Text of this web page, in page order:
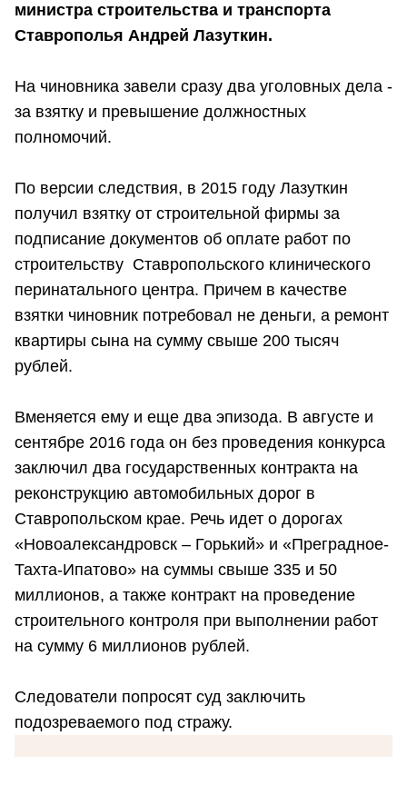
министра строительства и транспорта
Ставрополья Андрей Лазуткин.
На чиновника завели сразу два уголовных дела -
за взятку и превышение должностных
полномочий.
По версии следствия, в 2015 году Лазуткин
получил взятку от строительной фирмы за
подписание документов об оплате работ по
строительству Ставропольского клинического
перинатального центра. Причем в качестве
взятки чиновник потребовал не деньги, а ремонт
квартиры сына на сумму свыше 200 тысяч
рублей.
Вменяется ему и еще два эпизода. В августе и
сентябре 2016 года он без проведения конкурса
заключил два государственных контракта на
реконструкцию автомобильных дорог в
Ставропольском крае. Речь идет о дорогах
«Новоалександровск – Горький» и «Преградное-
Тахта-Ипатово» на суммы свыше 335 и 50
миллионов, а также контракт на проведение
строительного контроля при выполнении работ
на сумму 6 миллионов рублей.
Следователи попросят суд заключить
подозреваемого под стражу.